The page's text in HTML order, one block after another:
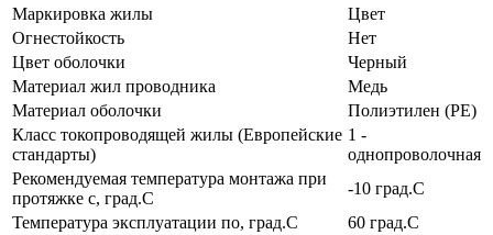
Маркировка жилы
Цвет
Огнестойкость
Нет
Цвет оболочки
Черный
Материал жил проводника
Медь
Материал оболочки
Полиэтилен (PE)
Класс токопроводящей жилы (Европейские
стандарты)
1 -
однопроволочная
Рекомендуемая температура монтажа при
протяжке с, град.C
-10 град.C
Температура эксплуатации по, град.C
60 град.C